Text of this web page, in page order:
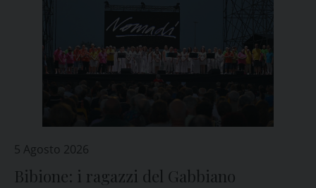
5 Agosto 2026
Bibione: i ragazzi del Gabbiano